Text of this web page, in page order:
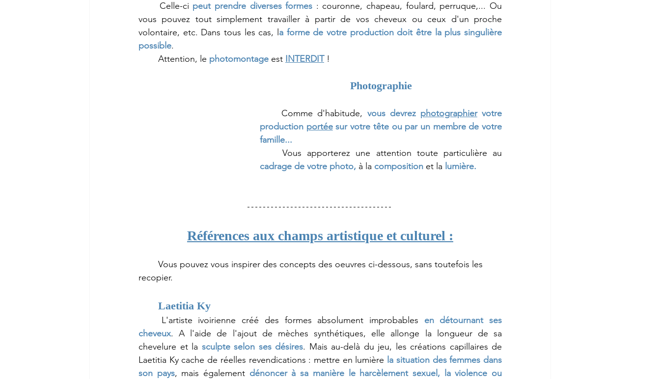
	Celle-ci
peut prendre diverses formes : couronne, chapeau, foulard, perruque,... Ou
vous pouvez tout simplement travailler à partir de vos cheveux ou ceux d'un proche
volontaire, etc. Dans tous les cas, l a forme de votre production doit être la plus singulière
possible.
	Attention, le
photomontage est INTERDIT !
Photographie
	Comme d'habitude,
vous devrez photographier votre
production portée sur votre tête ou par un membre de votre
famille...
cadrage de votre photo, à la composition et la lumière.
Références aux champs artistique et culturel :
recopier.
Laetitia Ky
	L'artiste ivoirienne créé des formes absolument improbables
en détournant ses
cheveux. A l'aide de l'ajout de mèches synthétiques, elle allonge la longueur de sa
chevelure et la sculpte selon ses désires. Mais au-delà du jeu, les créations capillaires de
Laetitia Ky cache de réelles revendications : mettre en lumière la situation des femmes dans
son pays, mais également dénoncer à sa manière le harcèlement sexuel, la violence ou